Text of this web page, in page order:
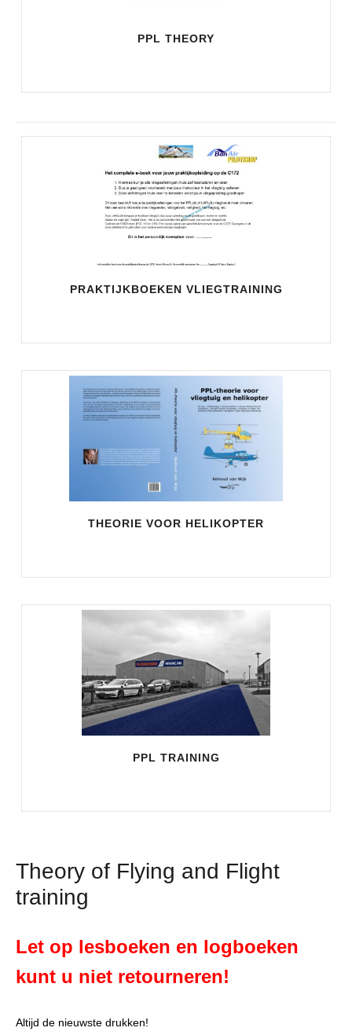
PPL THEORY
PRAKTIJKBOEKEN VLIEGTRAINING
THEORIE VOOR HELIKOPTER
PPL TRAINING
Theory of Flying and Flight
training
Let op lesboeken en logboeken
kunt u niet retourneren!
Altijd de nieuwste drukken!